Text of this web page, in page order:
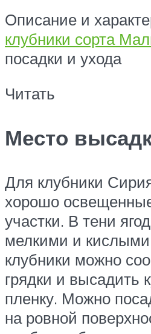
Описание и
клубники сорта
посадки и ухода
Читать
Место
Для клубники
хорошо
участки. В тени
мелкими и
клубники можно
грядки и высадить
пленку. Можно
на ровной